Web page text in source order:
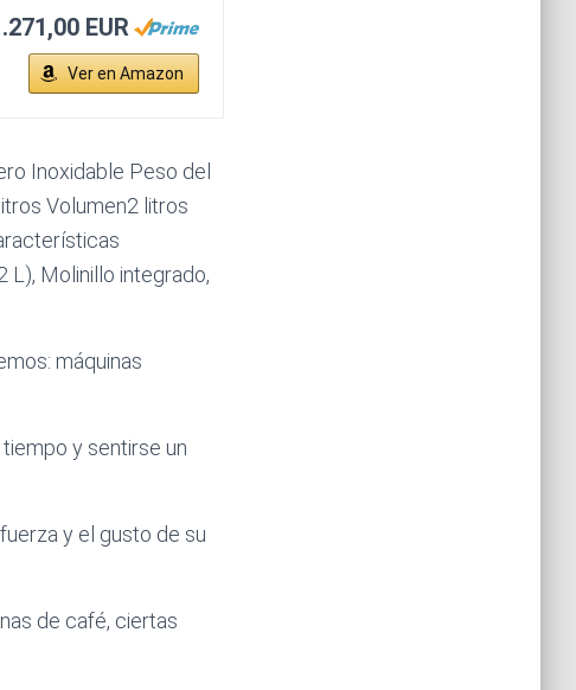
EUR
Ver en Amazon
Inoxidable Peso del
Volumen2 litros
L), Molinillo integrado,
máquinas
y sentirse un
y el gusto de su
de café, ciertas